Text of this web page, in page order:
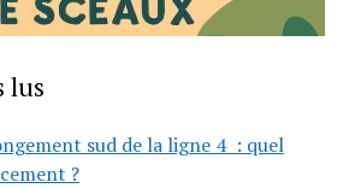
lus
sud de la ligne 4 : quel
?